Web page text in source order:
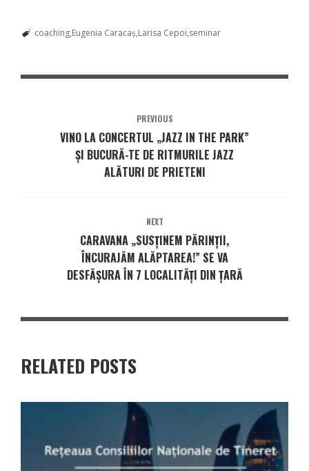
coaching Eugenia Caracaș Larisa Cepoi seminar
PREVIOUS
VINO LA CONCERTUL „JAZZ IN THE PARK”
ȘI BUCURĂ-TE DE RITMURILE JAZZ
ALĂTURI DE PRIETENI
NEXT
CARAVANA „SUSȚINEM PĂRINȚII,
ÎNCURAJĂM ALĂPTAREA!” SE VA
DESFĂȘURA ÎN 7 LOCALITĂȚI DIN ȚARĂ
RELATED POSTS